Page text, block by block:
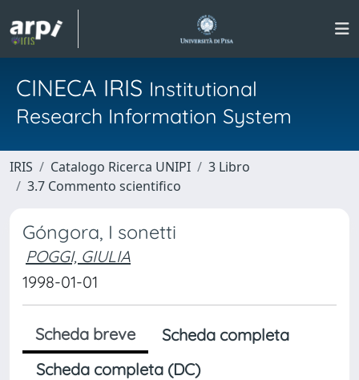
CINECA IRIS Institutional
Research Information System
IRIS Catalogo Ricerca UNIPI
3 Libro
3.7 Commento scientifico
Góngora, I sonetti
POGGI, GIULIA
1998-01-01
Scheda breve
Scheda completa
Scheda completa (DC)